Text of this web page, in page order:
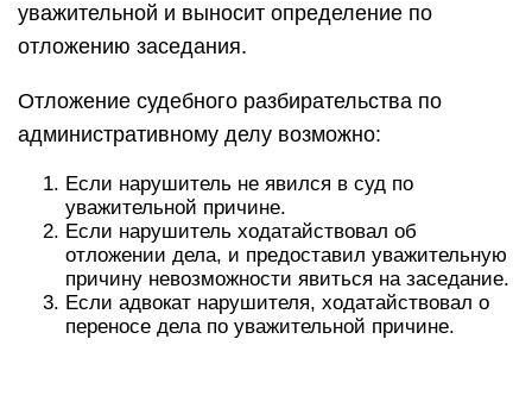
уважительной и выносит определение по
отложению заседания.
Отложение судебного разбирательства по
административному делу возможно:
Если нарушитель не явился в суд по
уважительной причине.
Если нарушитель ходатайствовал об
отложении дела, и предоставил уважительную
причину невозможности явиться на заседание.
Если адвокат нарушителя, ходатайствовал о
переносе дела по уважительной причине.